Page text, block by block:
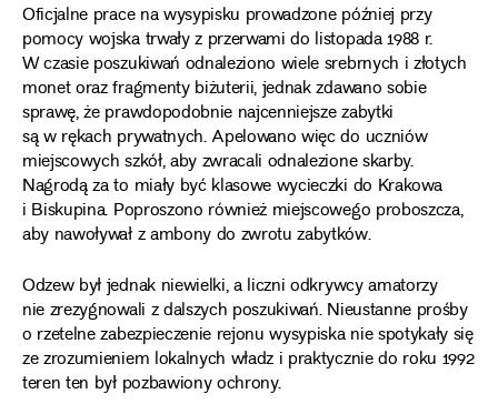
Oficjalne prace na wysypisku prowadzone później przy
pomocy wojska trwały z przerwami do listopada 1988 r.
W czasie poszukiwań odnaleziono wiele srebrnych i złotych
monet oraz fragmenty biżuterii, jednak zdawano sobie
sprawę, że prawdopodobnie najcenniejsze zabytki
są w rękach prywatnych. Apelowano więc do uczniów
miejscowych szkół, aby zwracali odnalezione skarby.
Nagrodą za to miały być klasowe wycieczki do Krakowa
i Biskupina. Poproszono również miejscowego proboszcza,
aby nawoływał z ambony do zwrotu zabytków.
Odzew był jednak niewielki, a liczni odkrywcy amatorzy
nie zrezygnowali z dalszych poszukiwań. Nieustanne prośby
o rzetelne zabezpieczenie rejonu wysypiska nie spotykały się
ze zrozumieniem lokalnych władz i praktycznie do roku 1992
teren ten był pozbawiony ochrony.